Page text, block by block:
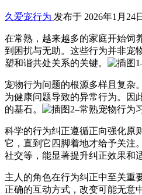
久爱宠行为 发布于 2026年1月24日
在常熟，越来越多的家庭开始饲
到困扰与无助。这些行为并非宠
塑和谐共处关系的关键。
宠物行为问题的根源多样且复杂
为健康问题导致的异常行为。因
的基石。
科学的行为纠正遵循正向强化原
它，直到它四脚着地才给予关注
社交等，能显著提升纠正效果和
主人的角色在行为纠正中至关重
正确的互动方式，改变可能无意